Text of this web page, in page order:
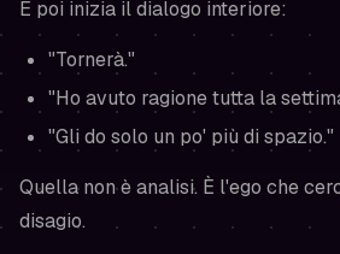
E poi inizia il dialogo interiore:
"Tornerà."
"Ho avuto ragione tutta la
"Gli do solo un po' più di spazio."
Quella non è analisi. È l'ego che
disagio.